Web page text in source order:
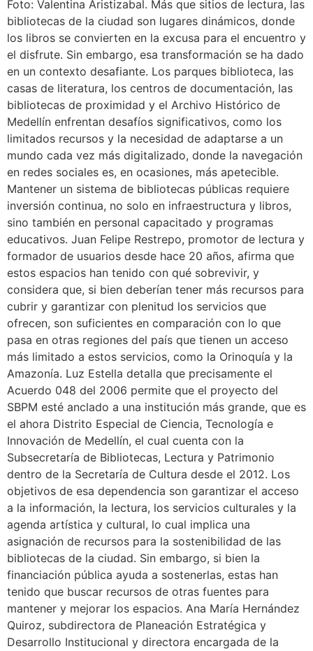
Foto: Valentina Aristizabal. Más que sitios de lectura, las
bibliotecas de la ciudad son lugares dinámicos, donde
los libros se convierten en la excusa para el encuentro y
el disfrute. Sin embargo, esa transformación se ha dado
en un contexto desafiante. Los parques biblioteca, las
casas de literatura, los centros de documentación, las
bibliotecas de proximidad y el Archivo Histórico de
Medellín enfrentan desafíos significativos, como los
limitados recursos y la necesidad de adaptarse a un
mundo cada vez más digitalizado, donde la navegación
en redes sociales es, en ocasiones, más apetecible.
Mantener un sistema de bibliotecas públicas requiere
inversión continua, no solo en infraestructura y libros,
sino también en personal capacitado y programas
educativos. Juan Felipe Restrepo, promotor de lectura y
formador de usuarios desde hace 20 años, afirma que
estos espacios han tenido con qué sobrevivir, y
considera que, si bien deberían tener más recursos para
cubrir y garantizar con plenitud los servicios que
ofrecen, son suficientes en comparación con lo que
pasa en otras regiones del país que tienen un acceso
más limitado a estos servicios, como la Orinoquía y la
Amazonía. Luz Estella detalla que precisamente el
Acuerdo 048 del 2006 permite que el proyecto del
SBPM esté anclado a una institución más grande, que es
el ahora Distrito Especial de Ciencia, Tecnología e
Innovación de Medellín, el cual cuenta con la
Subsecretaría de Bibliotecas, Lectura y Patrimonio
dentro de la Secretaría de Cultura desde el 2012. Los
objetivos de esa dependencia son garantizar el acceso
a la información, la lectura, los servicios culturales y la
agenda artística y cultural, lo cual implica una
asignación de recursos para la sostenibilidad de las
bibliotecas de la ciudad. Sin embargo, si bien la
financiación pública ayuda a sostenerlas, estas han
tenido que buscar recursos de otras fuentes para
mantener y mejorar los espacios. Ana María Hernández
Quiroz, subdirectora de Planeación Estratégica y
Desarrollo Institucional y directora encargada de la